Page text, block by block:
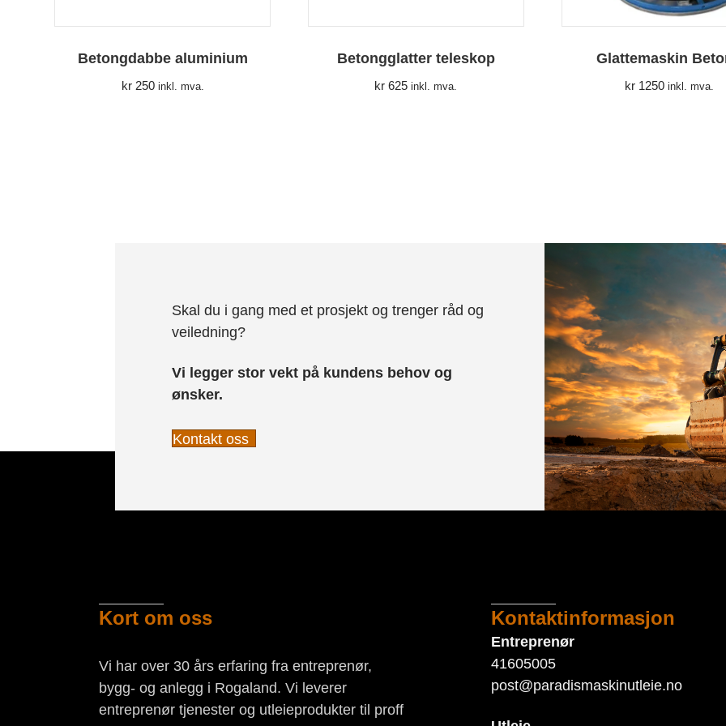
Betongdabbe aluminium
kr250 inkl. mva.
Betongglatter teleskop
kr 625 inkl. mva.
Glattemaskin
kr1250 inkl. mva.
Skal du i gang med et prosjekt og trenger råd og
veiledning?
Vi legger stor vekt på kundens behov og
ønsker.
Kontakt oss
Kort om oss
Vi har over 30 års erfaring fra entreprenør,
bygg- og anlegg i Rogaland. Vi leverer
entreprenør tjenester og utleieprodukter til proff
Kontaktinformasjon
Entreprenør
41605005
post@paradismaskinutleie.no